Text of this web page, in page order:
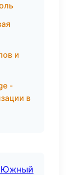
и
-
в
Южный